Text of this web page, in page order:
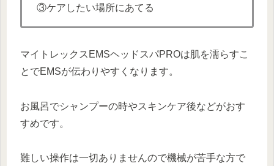
③ケアしたい場所にあてる
マイトレックスEMSヘッドスパPROは肌を濡らすこ
とでEMSが伝わりやすくなります。
お風呂でシャンプーの時やスキンケア後などがおす
すめです。
難しい操作は一切ありませんので機械が苦手な方で